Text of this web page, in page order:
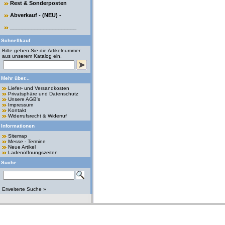
Rest & Sonderposten
Abverkauf - (NEU) -
Schnellkauf
Bitte geben Sie die Artikelnummer
aus unserem Katalog ein.
Mehr über...
Liefer- und Versandkosten
Privatsphäre und Datenschutz
Unsere AGB's
Impressum
Kontakt
Widerrufsrecht & Widerruf
Informationen
Sitemap
Messe - Termine
Neue Artikel
Ladenöffnungszeiten
Suche
Erweiterte Suche »